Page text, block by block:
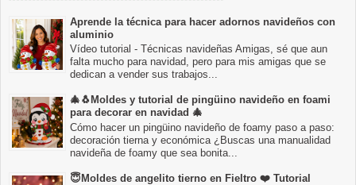
Aprende la técnica para hacer adornos navideños con
aluminio
Vídeo tutorial - Técnicas navideñas Amigas, sé que aun
falta mucho para navidad, pero para mis amigas que se
dedican a vender sus trabajos...
🎄🐧Moldes y tutorial de pingüino navideño en foami
para decorar en navidad 🎄
Cómo hacer un pingüino navideño de foamy paso a paso:
decoración tierna y económica ¿Buscas una manualidad
navideña de foamy que sea bonita...
😇Moldes de angelito tierno en Fieltro ❤️ Tutorial